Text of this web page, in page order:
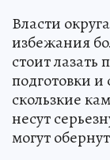
Власти
избежания
стоит лазать
подготовки
скользкие
несут
могут